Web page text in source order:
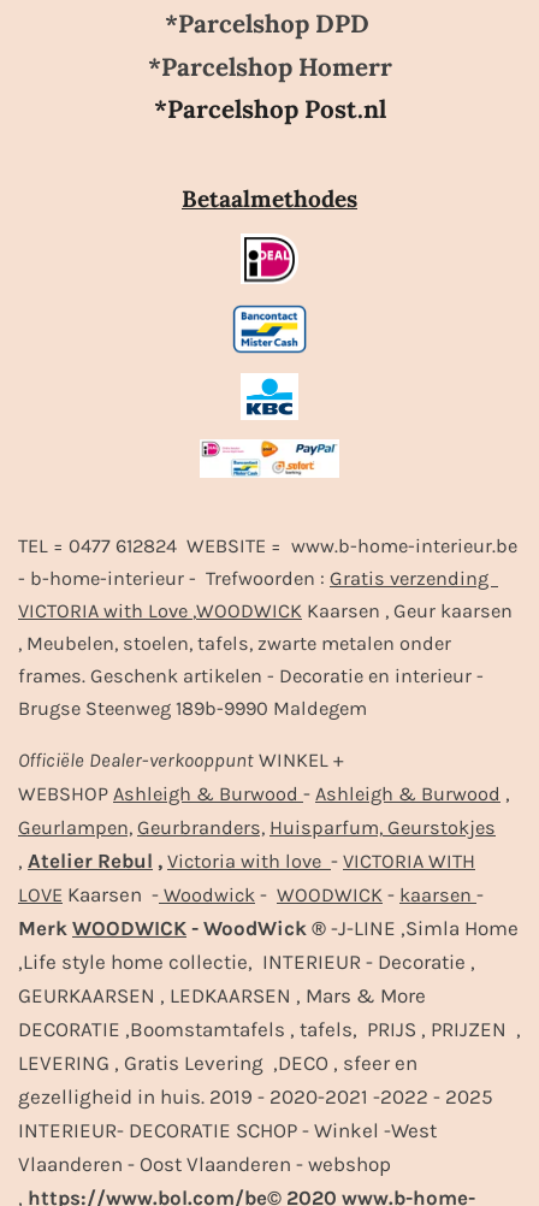
*Parcelshop DPD
*Parcelshop Homerr
*Parcelshop Post.nl
Betaalmethodes
TEL = 0477 612824 WEBSITE = www.b-home-interieur.be
- b-home-interieur - Trefwoorden : Gratis verzending
VICTORIA with Love ,WOODWICK Kaarsen , Geur kaarsen
, Meubelen, stoelen, tafels, zwarte metalen onder
frames. Geschenk artikelen - Decoratie en interieur -
Brugse Steenweg 189b-9990 Maldegem
Officiële Dealer-verkooppunt WINKEL +
WEBSHOP Ashleigh & Burwood - Ashleigh & Burwood ,
Geurlampen, Geurbranders, Huisparfum, Geurstokjes
, Atelier Rebul , Victoria with love - VICTORIA WITH
LOVE Kaarsen - Woodwick - WOODWICK - kaarsen -
Merk WOODWICK - WoodWick ® -J-LINE ,Simla Home
,Life style home collectie, INTERIEUR - Decoratie ,
GEURKAARSEN , LEDKAARSEN , Mars & More
DECORATIE ,Boomstamtafels , tafels, PRIJS , PRIJZEN ,
LEVERING , Gratis Levering ,DECO , sfeer en
gezelligheid in huis. 2019 - 2020-2021 -2022 - 2025
INTERIEUR- DECORATIE SCHOP - Winkel -West
Vlaanderen - Oost Vlaanderen - webshop
, https://www.bol.com/be© 2020 www.b-home-